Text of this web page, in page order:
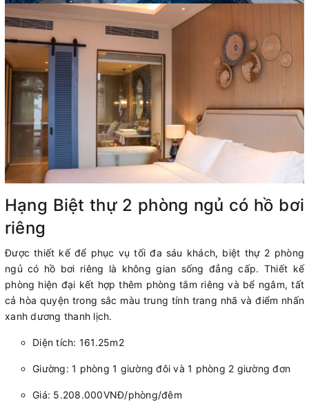
Hạng Biệt thự 2 phòng ngủ có hồ bơi
riêng
Được thiết kế để phục vụ tối đa sáu khách, biệt thự 2 phòng
ngủ có hồ bơi riêng là không gian sống đẳng cấp. Thiết kế
phòng hiện đại kết hợp thêm phòng tắm riêng và bể ngâm, tất
cả hòa quyện trong sắc màu trung tính trang nhã và điểm nhấn
xanh dương thanh lịch.
Diện tích: 161.25m2
Giường: 1 phòng 1 giường đôi và 1 phòng 2 giường đơn
Giá: 5.208.000VNĐ/phòng/đêm